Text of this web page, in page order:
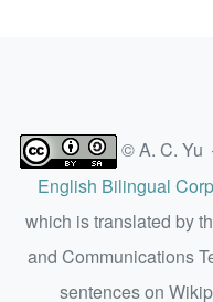
© A. C. Yu
English Bilingual
which is translated by
and Communications
sentences on